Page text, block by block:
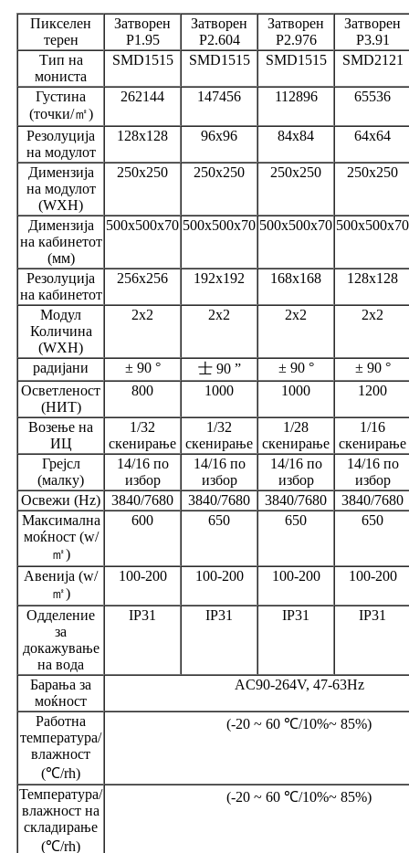
Пикселен
терен
Затворен
P1.95
Затворен
P2.604
Затворен
P2.976
Затворен
P3.91
Тип на
мониста
SMD1515 SMD1515 SMD1515 SMD2121
Густина
(точки/㎡)
262144 147456 112896 65536
Резолуција
на модулот
128x128 96x96 84x84 64x64
Димензија
на модулот
(WXH)
250x250 250x250 250x250 250x250
Димензија
на кабинетот
(мм)
500x500x70 500x500x70 500x500x70 500x500x70
Резолуција
на кабинетот
256x256 192x192 168x168 128x128
Модул
Количина
(WXH)
2x2 2x2 2x2 2x2
радијани ± 90 ° 士 90 ” ± 90 °
± 90 °
Осветленост
(НИТ)
800 1000 1000 1200
Возење на
ИЦ
1/32
скенирање
1/32
скенирање
1/28
скенирање
1/16
скенирање
Грејсл
(малку)
14/16 по
избор
14/16 по
избор
14/16 по
избор
14/16 по
избор
Освежи (Hz)
3840/7680 3840/7680 3840/7680
3840/7680
Максимална
моќност (w/
㎡)
600 650 650 650
Авенија (w/
㎡)
100-200 100-200 100-200 100-200
Одделение
за
докажување
на вода
IP31 IP31 IP31 IP31
Барања за
моќност
AC90-264V, 47-63Hz
Работна
температура/
влажност
(℃/rh)
(-20 ~ 60 ℃/10%~ 85%)
Температура/
влажност на
складирање
(℃/rh)
(-20 ~ 60 ℃/10%~ 85%)